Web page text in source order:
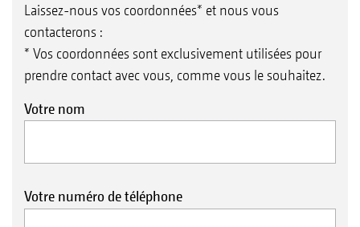
Laissez-nous vos coordonnées* et nous vous
contacterons :
* Vos coordonnées sont exclusivement utilisées pour
prendre contact avec vous, comme vous le souhaitez.
Votre nom
Votre numéro de téléphone